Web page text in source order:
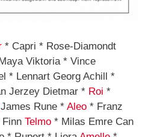
* Capri * Rose-Diamondt
Viktoria * Vince
* Lennart Georg Achill *
Jerzey Dietmar * Roi *
James Rune * Aleo * Franz
Telmo * Milas Emre Can